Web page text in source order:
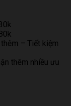
– Tiết kiệm
thêm nhiều ưu